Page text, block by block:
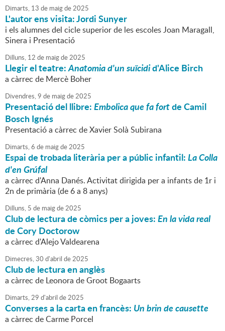
Dimarts, 13 de maigde2025
L'autor ens visita: Jordi Sunyer
i els alumnes del cicle superior de les escoles Joan Maragall,
Sinera i Presentació
Dilluns, 12 de maigde2025
Llegir el teatre:Anatomia d'un suïcidid'Alice Birch
a càrrec de Mercè Boher
Divendres,9 de maigde2025
Presentació del llibre:Embolica que fa fortde Camil
Bosch Ignés
Presentació a càrrec de Xavier Solà Subirana
Dimarts,6 de maigde2025
Espai de trobada literària per a públic infantil:La Colla
d'en Grúfal
a càrrec d'Anna Danés. Activitat dirigida per a infants de 1r i
2n de primària (de 6 a 8 anys)
Dilluns, 5 de maigde2025
Club de lectura de còmics per a joves:En la vida real
de Cory Doctorow
a càrrec d'Alejo Valdearena
Dimecres,30 d'abril de2025
Club de lectura en anglès
a càrrec de Leonora de Groot Bogaarts
Dimarts,29 d'abril de2025
Converses a la carta en francès: Un brin de causette
a càrrec de Carme Porcel